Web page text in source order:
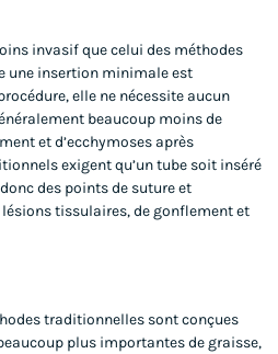
invasif que celui des méthodes
une insertion minimale est
elle ne nécessite aucun
beaucoup moins de
et d’ecchymoses après
exigent qu’un tube soit inséré
des points de suture et
tissulaires, de gonflement et
traditionnelles sont conçues
plus importantes de graisse,